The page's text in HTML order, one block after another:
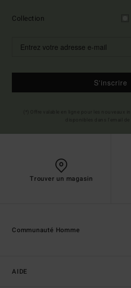
Collection
S'inscrire
Trouver un magasin
AIDE
Communauté Homme